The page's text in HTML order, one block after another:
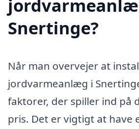
Snertinge?
Når man overvejer at
jordvarmeanlæg i
faktorer, der spiller ind på
pris. Det er vigtigt at have